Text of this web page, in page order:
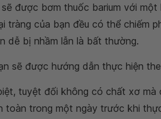
sẽ được bơm thuốc barium với một
của bạn đều có thể chiếm
dễ bị nhầm lẫn là bất thường.
sẽ được hướng dẫn thực hiện
tuyệt đối không có chất xơ mà
toàn trong một ngày trước khi